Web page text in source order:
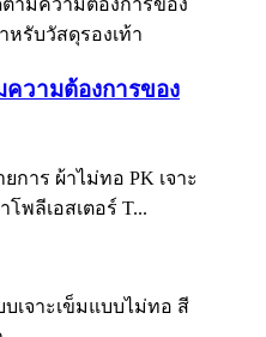
วามต้องการของ
การ ผ้าไม่ทอ PK เจาะ
พลีเอสเตอร์ T...